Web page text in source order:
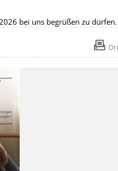
bei uns begrüßen zu dürfen.